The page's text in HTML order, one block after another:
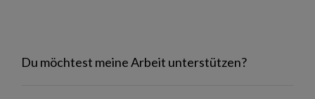
Du möchtest meine Arbeit unterstützen?